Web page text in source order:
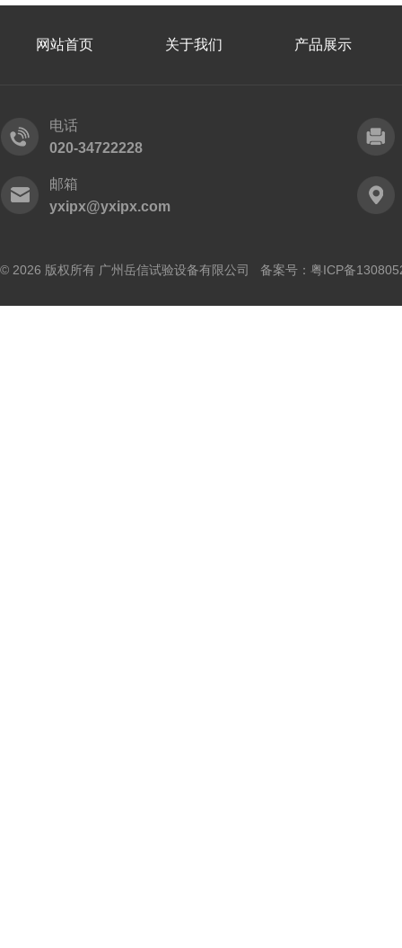
网站首页 关于我们 产品展示
电话
020-34722228
邮箱
yxipx@yxipx.com
© 2026 版权所有 广州岳信试验设备有限公司 备案号： 粤ICP备